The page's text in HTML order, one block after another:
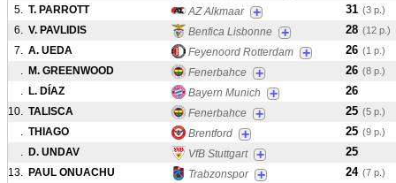
5. T. PARROTT AZ Alkmaar + 31 (3 p.)
6. V. PAVLIDIS Benfica Lisbonne + 28 (12 p.)
7. A. UEDA Feyenoord Rotterdam + 26 (1 p.)
. M. GREENWOOD Fenerbahce + 26 (8 p.)
. L. DÍAZ Bayern Munich + 26
10. TALISCA Fenerbahce + 25 (5 p.)
. THIAGO Brentford + 25 (9 p.)
. D. UNDAV VfB Stuttgart + 25
13. PAUL ONUACHU Trabzonspor + 24 (7 p.)